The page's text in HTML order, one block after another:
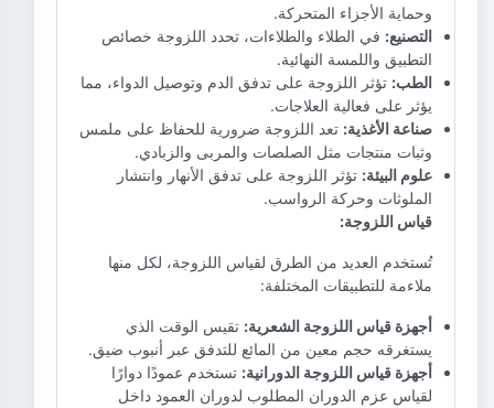
وحماية الأجزاء المتحركة.
التصنيع: في الطلاء والطلاءات، تحدد اللزوجة خصائص
التطبيق واللمسة النهائية.
الطب: تؤثر اللزوجة على تدفق الدم وتوصيل الدواء، مما
يؤثر على فعالية العلاجات.
صناعة الأغذية: تعد اللزوجة ضرورية للحفاظ على ملمس
وثبات منتجات مثل الصلصات والمربى والزبادي.
علوم البيئة: تؤثر اللزوجة على تدفق الأنهار وانتشار
الملوثات وحركة الرواسب.
قياس اللزوجة:
تُستخدم العديد من الطرق لقياس اللزوجة، لكل منها
ملاءمة للتطبيقات المختلفة:
أجهزة قياس اللزوجة الشعرية: تقيس الوقت الذي
يستغرقه حجم معين من المائع للتدفق عبر أنبوب ضيق.
أجهزة قياس اللزوجة الدورانية: تستخدم عمودًا دوارًا
لقياس عزم الدوران المطلوب لدوران العمود داخل